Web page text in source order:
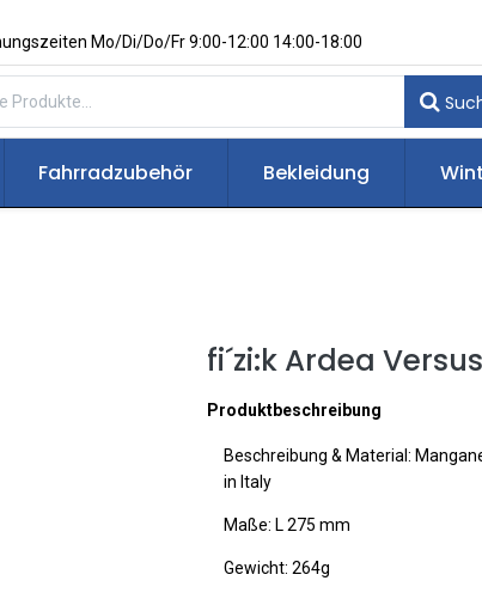
Mo/Di/Do/Fr 9:00-12:00 14:00-18:00
Fahrradzubehör Bekleidung
fi´zi:k Ardea
Produktbeschreibung
Beschreibung & Material:
in Italy
Maße: L 275 mm
Gewicht: 264g